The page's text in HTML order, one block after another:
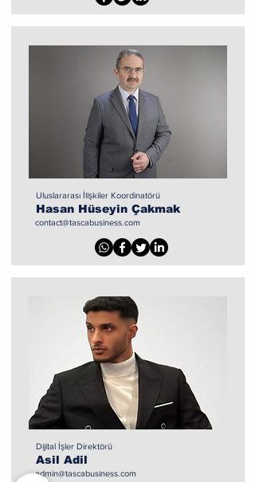
Uluslararası İlişkiler Koordinatörü
Hasan Hüseyin Çakmak
contact@tascabusiness.com
Dijital İşler Direktörü
Asil Adil
admin@tascabusiness.com